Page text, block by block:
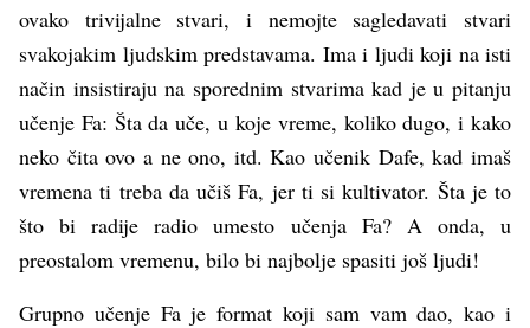
ovako trivijalne stvari, i nemojte sagledavati stvari
svakojakim ljudskim predstavama. Ima i ljudi koji na isti
način insistiraju na sporednim stvarima kad je u pitanju
učenje Fa: Šta da uče, u koje vreme, koliko dugo, i kako
neko čita ovo a ne ono, itd. Kao učenik Dafe, kad imaš
vremena ti treba da učiš Fa, jer ti si kultivator. Šta je to
što bi radije radio umesto učenja Fa? A onda, u
preostalom vremenu, bilo bi najbolje spasiti još ljudi!
Grupno učenje Fa je format koji sam vam dao, kao i